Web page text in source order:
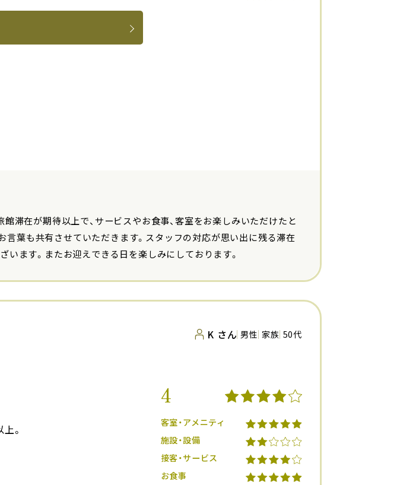
滞在が期待以上で、サービスやお食事、客室をお楽しみいただけたと
言葉も共有させていただきます。スタッフの対応が思い出に残る滞在
ます。またお迎えできる日を楽しみにしております。
K さん 男性 家族 50代
。
4
客室・アメニティ
施設・設備
接客・サービス
お食事